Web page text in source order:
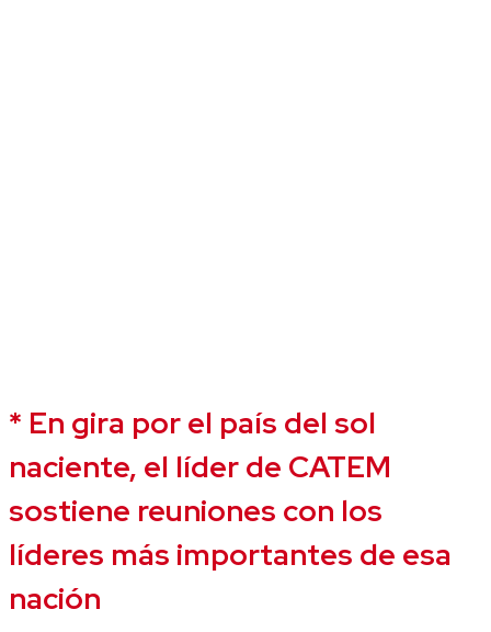
* En gira por el país del sol
naciente, el líder de CATEM
sostiene reuniones con los
líderes más importantes de esa
nación